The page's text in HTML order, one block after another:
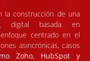
la construcción de una
digital basada en
centrado en el
asincrónicas, casos
Zoho, HubSpot y